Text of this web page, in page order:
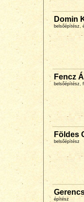
Domin
belsőépítész,
Fencz
belsőépítész,
Földes
belsőépítész
építész